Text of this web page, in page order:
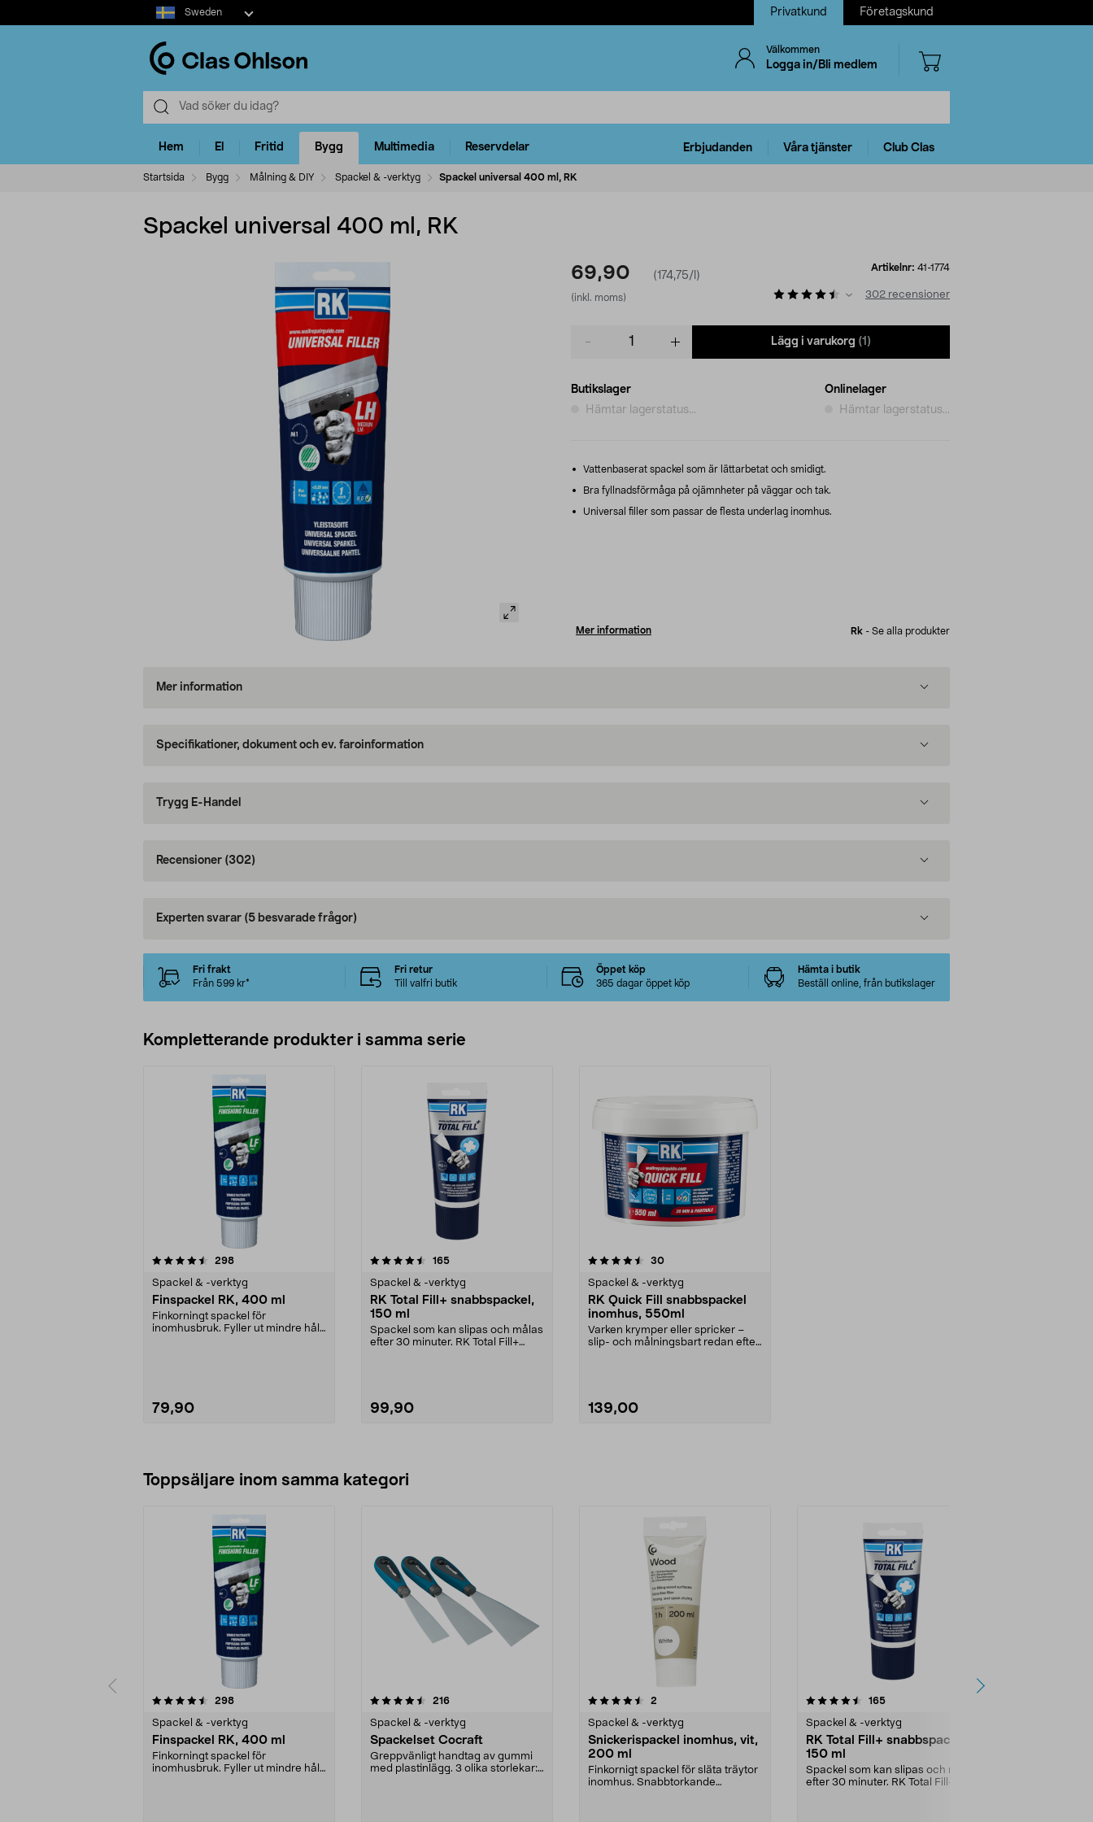
Select
market
Sweden Privatkund Företagskund
Välkommen
Logga in/Bli medlem
Hem El Fritid Bygg Multimedia Reservdelar Erbjudanden Våra tjänster Club Clas
Startsida Bygg Målning & DIY Spackel & -verktyg Spackel universal 400 ml, RK
Spackel universal 400 ml, RK
69,90 (174,75/l)
(inkl. moms)
Artikelnr: 41-1774
302 recensioner
Lägg i varukorg (1)
Butikslager
Hämtar lagerstatus...
Onlinelager
Hämtar lagerstatus...
Vattenbaserat spackel som är lättarbetat och smidigt.
Bra fyllnadsförmåga på ojämnheter på väggar och tak.
Universal filler som passar de flesta underlag inomhus.
Mer information Rk - Se alla produkter
Mer information
Specifikationer, dokument och ev. faroinformation
Trygg E-Handel
Recensioner (302)
Experten svarar (5 besvarade frågor)
Fri frakt
Från 599 kr*
Fri retur
Till valfri butik
Öppet köp
365 dagar öppet köp
Hämta i butik
Beställ online, från butikslager
Kompletterande produkter i samma serie
298recensioner
Spackel & -verktyg
Finspackel RK, 400 ml
Finkorningt spackel för
inomhusbruk. Fyller ut mindre hål
79,90
4.5av 5 stjärnor 165recensioner
Spackel & -verktyg
RK Total Fill+ snabbspackel,
150 ml
Spackel som kan slipas och målas
efter 30 minuter. RK Total Fill+
99,90
4.5av 5 stjärnor 30recensioner
Spackel & -verktyg
RK Quick Fill snabbspackel
inomhus, 550ml
Varken krymper eller spricker –
slip- och målningsbart redan efter
139,00
Toppsäljare inom samma kategori
298recensioner
Spackel & -verktyg
Finspackel RK, 400 ml
Finkorningt spackel för
inomhusbruk. Fyller ut mindre hål
4.5 av 5 stjärnor 216recensioner
Spackel & -verktyg
Spackelset Cocraft
Greppvänligt handtag av gummi
med plastinlägg. 3 olika storlekar:
4.5 av 5 stjärnor 2
Spackel & -verktyg
Snickerispackel inomhus, vit,
200 ml
Finkornigt spackel för släta träytor
inomhus. Snabbtorkande
4.5 av 5 stjärnor 165recensioner
Spackel & -verktyg
RK Total Fill+ snabbspackel,
150 ml
Spackel som kan slipas och målas
efter 30 minuter. RK Total Fill+
4.5 av 5 stjärnor